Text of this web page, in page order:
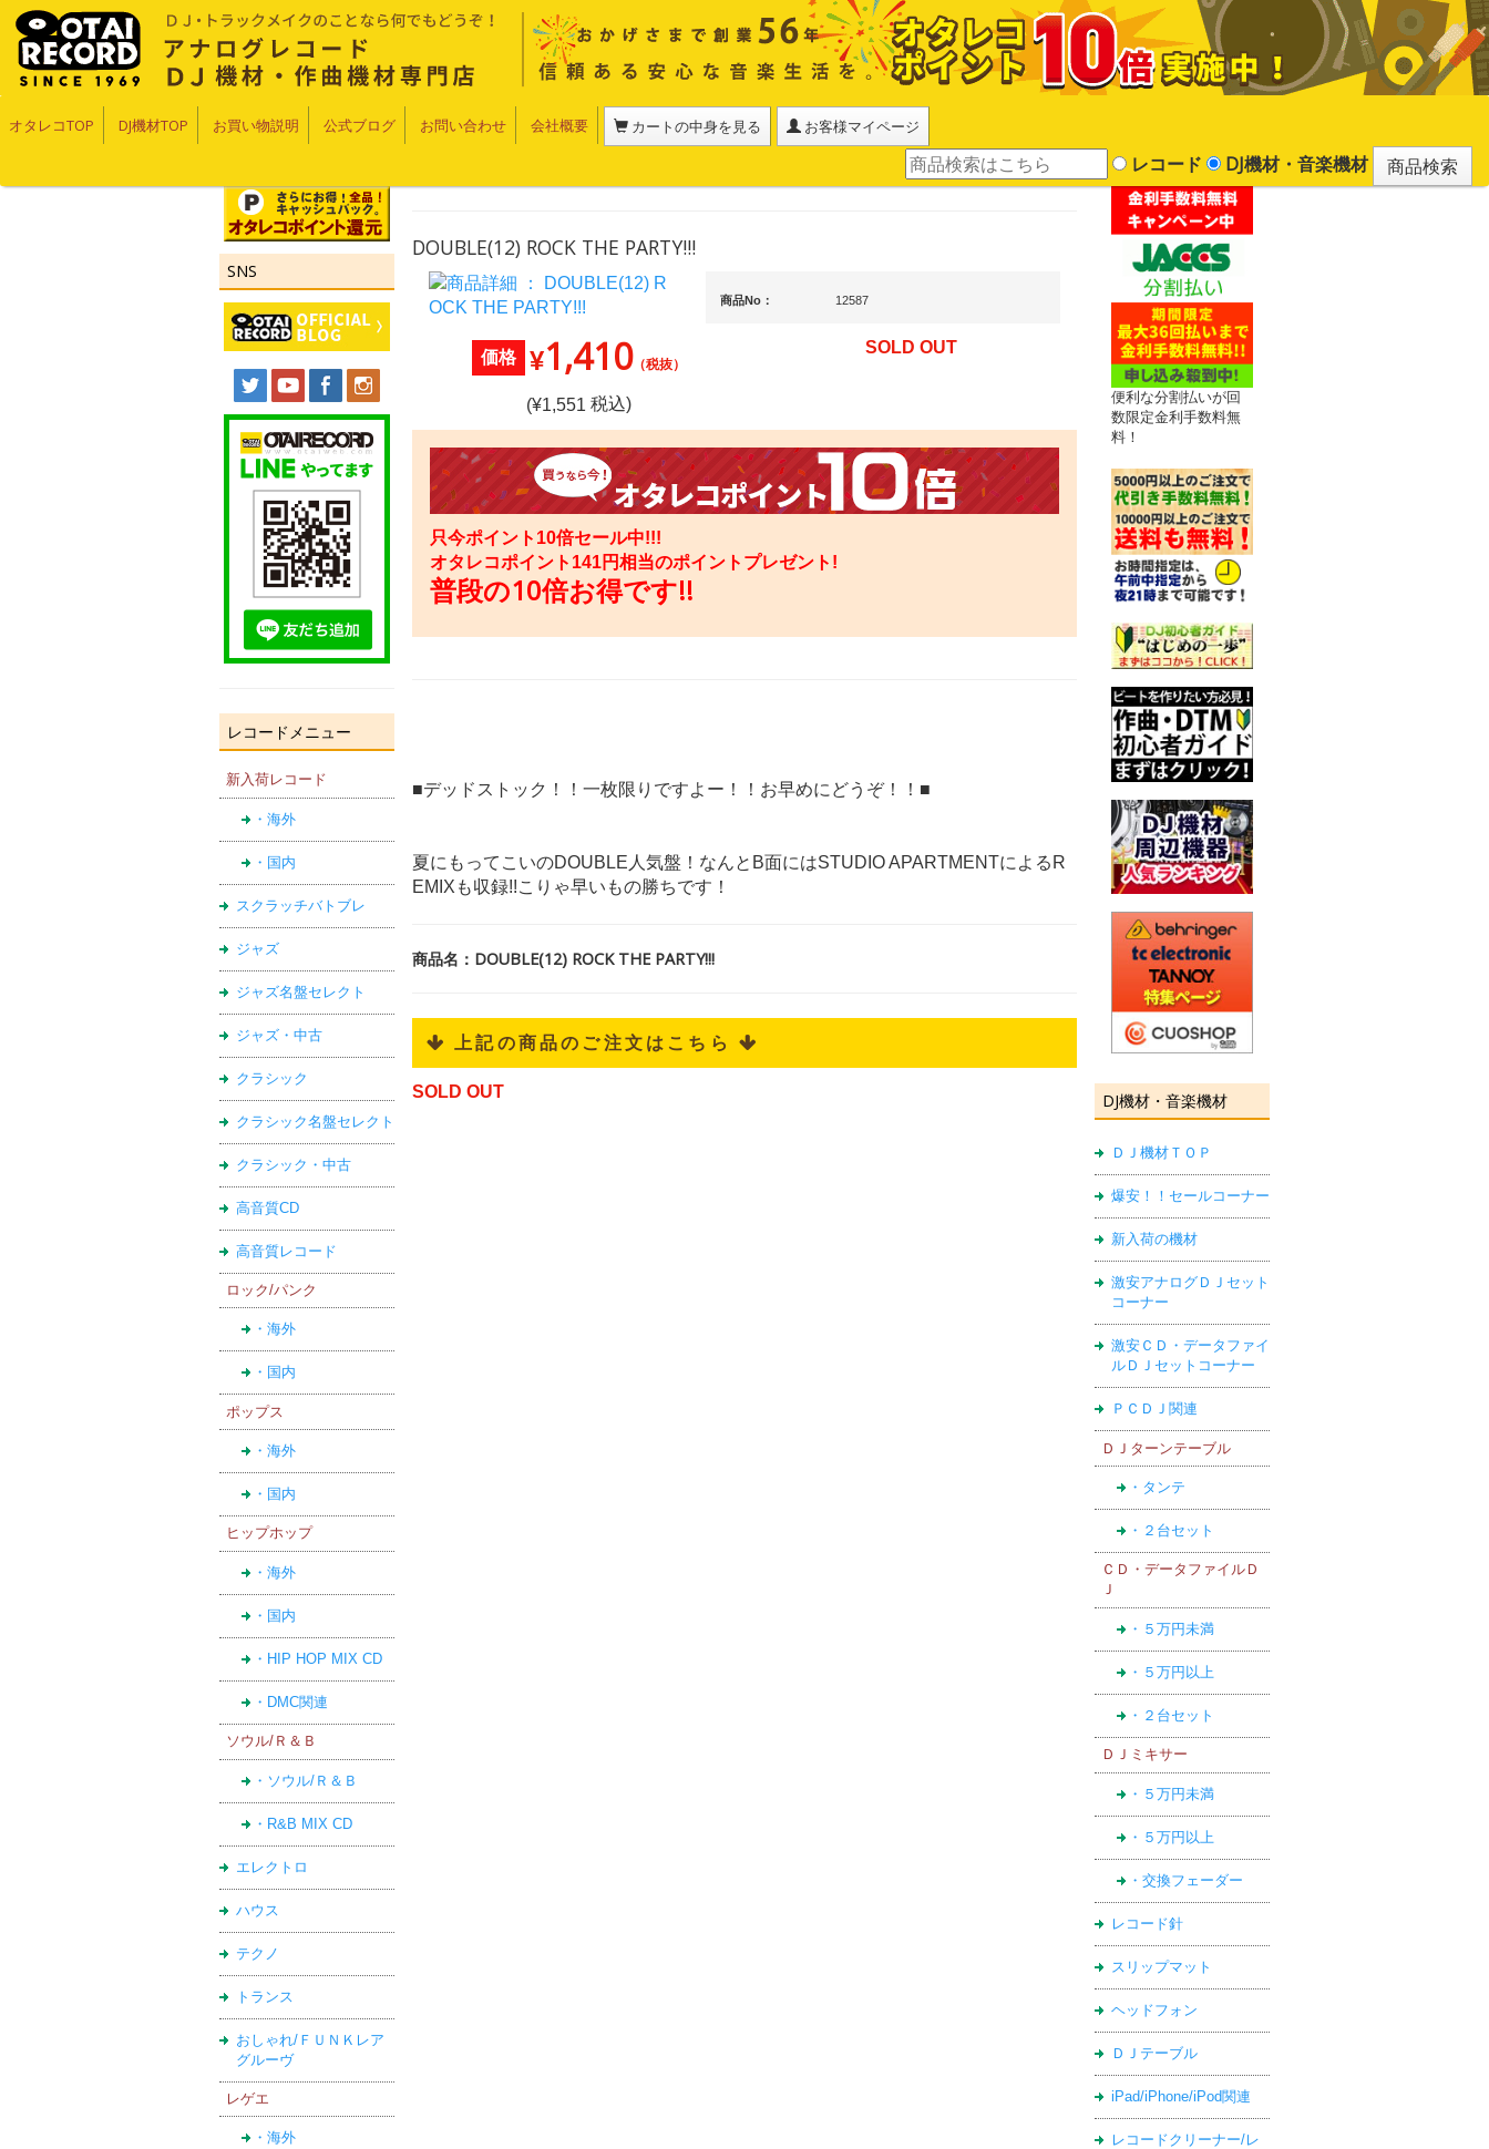
オタレコTOP DJ機材TOP お買い物説明 公式ブログ お問い合わせ 会社概要 カートの中身を見る お客様マイページ
レコード DJ機材・音楽機材
SNS
レコードメニュー
新入荷レコード
・海外
・国内
スクラッチバトブレ
ジャズ
ジャズ名盤セレクト
ジャズ・中古
クラシック
クラシック名盤セレクト
クラシック・中古
高音質CD
高音質レコード
ロック/パンク
・海外
・国内
ポップス
・海外
・国内
ヒップホップ
・海外
・国内
・HIP HOP MIX CD
・DMC関連
ソウル/Ｒ＆Ｂ
・ソウル/Ｒ＆Ｂ
・R&B MIX CD
エレクトロ
ハウス
テクノ
トランス
おしゃれ/ＦＵＮＫレア
グルーヴ
レゲエ
・海外
便利な分割払いが回
数限定金利手数料無
料！
DJ機材・音楽機材
ＤＪ機材ＴＯＰ
爆安！！セールコーナー
新入荷の機材
激安アナログＤＪセット
コーナー
激安ＣＤ・データファイ
ルＤＪセットコーナー
ＰＣＤＪ関連
ＤＪターンテーブル
・タンテ
・２台セット
ＣＤ・データファイルＤ
Ｊ
・５万円未満
・５万円以上
・２台セット
ＤＪミキサー
・５万円未満
・５万円以上
・交換フェーダー
レコード針
スリップマット
ヘッドフォン
ＤＪテーブル
iPad/iPhone/iPod関連
レコードクリーナー/レ
DOUBLE(12) ROCK THE PARTY!!!
商品No： 12587
価格 ¥1,410（税抜）
(¥1,551 税込)
SOLD OUT
只今ポイント10倍セール中!!!
オタレコポイント 141円相当のポイントプレゼント!
普段の10倍お得です!!
■デッドストック！！一枚限りですよー！！お早めにどうぞ！！■
夏にもってこいのDOUBLE人気盤！なんとB面にはSTUDIO APARTMENTによるR
EMIXも収録!!こりゃ早いもの勝ちです！
商品名：DOUBLE(12) ROCK THE PARTY!!!
 上記の商品のご注文はこちら 
SOLD OUT